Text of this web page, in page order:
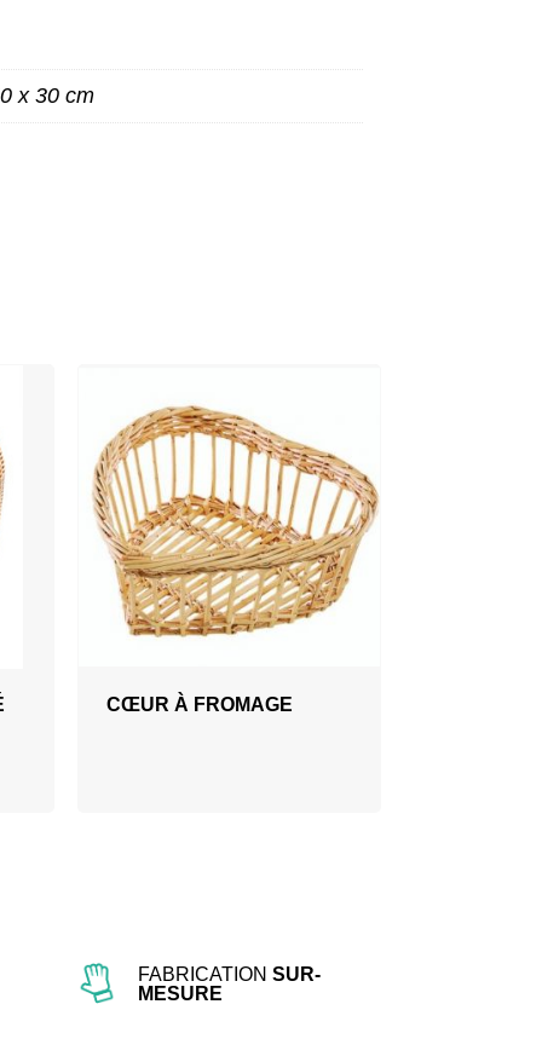
x 30 cm
CŒUR À FROMAGE
FABRICATION SUR-
MESURE